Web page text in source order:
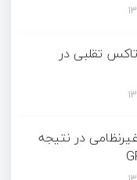
13
تقلبی در
13
در نتیجه